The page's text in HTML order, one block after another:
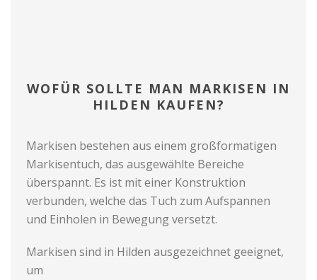
WOFÜR SOLLTE MAN MARKISEN IN
HILDEN KAUFEN?
Markisen bestehen aus einem großformatigen
Markisentuch, das ausgewählte Bereiche
überspannt. Es ist mit einer Konstruktion
verbunden, welche das Tuch zum Aufspannen
und Einholen in Bewegung versetzt.
Markisen sind in Hilden ausgezeichnet geeignet,
um